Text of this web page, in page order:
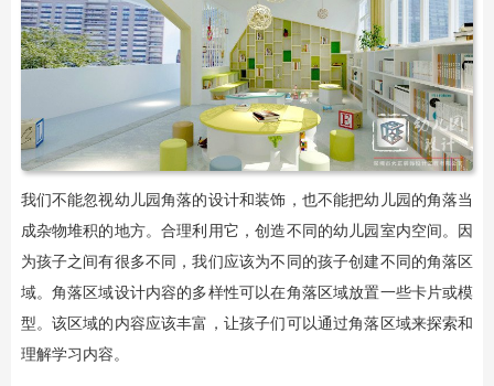
我们不能忽视幼儿园角落的设计和装饰，也不能把幼儿园的角落当
成杂物堆积的地方。合理利用它，创造不同的幼儿园室内空间。因
为孩子之间有很多不同，我们应该为不同的孩子创建不同的角落区
域。角落区域设计内容的多样性可以在角落区域放置一些卡片或模
型。该区域的内容应该丰富，让孩子们可以通过角落区域来探索和
理解学习内容。